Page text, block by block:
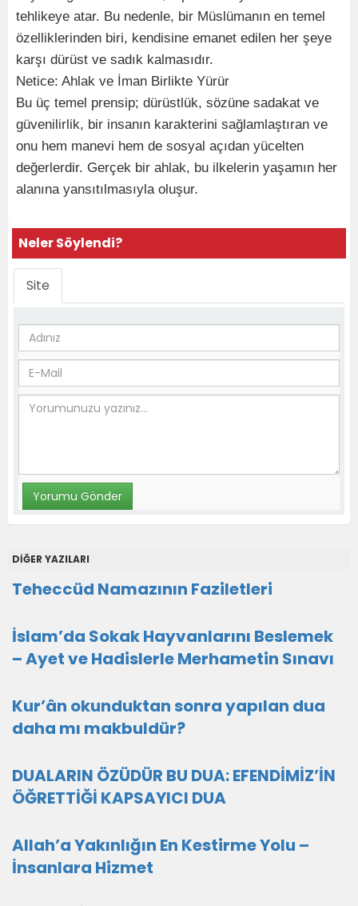
tehlikeye atar. Bu nedenle, bir Müslümanın en temel
özelliklerinden biri, kendisine emanet edilen her şeye
karşı dürüst ve sadık kalmasıdır.
Netice: Ahlak ve İman Birlikte Yürür
Bu üç temel prensip; dürüstlük, sözüne sadakat ve
güvenilirlik, bir insanın karakterini sağlamlaştıran ve
onu hem manevi hem de sosyal açıdan yücelten
değerlerdir. Gerçek bir ahlak, bu ilkelerin yaşamın her
alanına yansıtılmasıyla oluşur.
Neler Söylendi?
Site
DİĞER YAZILARI
Teheccüd Namazının Faziletleri
İslam’da Sokak Hayvanlarını Beslemek
– Ayet ve Hadislerle Merhametin Sınavı
Kur’ân okunduktan sonra yapılan dua
daha mı makbuldür?
DUALARIN ÖZÜDÜR BU DUA: EFENDİMİZ’İN
ÖĞRETTİĞİ KAPSAYICI DUA
Allah’a Yakınlığın En Kestirme Yolu –
İnsanlara Hizmet